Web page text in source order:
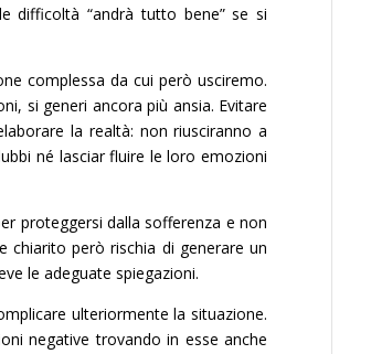
difficoltà “andrà tutto bene” se si
complessa da cui però usciremo.
si generi ancora più ansia. Evitare
la realtà: non riusciranno a
né lasciar fluire le loro emozioni
proteggersi dalla sofferenza e non
chiarito però rischia di generare un
le adeguate spiegazioni.
ulteriormente la situazione.
negative trovando in esse anche